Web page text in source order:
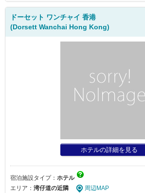
ドーセット ワンチャイ 香港
(Dorsett Wanchai Hong Kong)
ホテルの詳細を見る
宿泊施設タイプ： ホテル
エリア： 湾仔道の近隣
周辺MAP